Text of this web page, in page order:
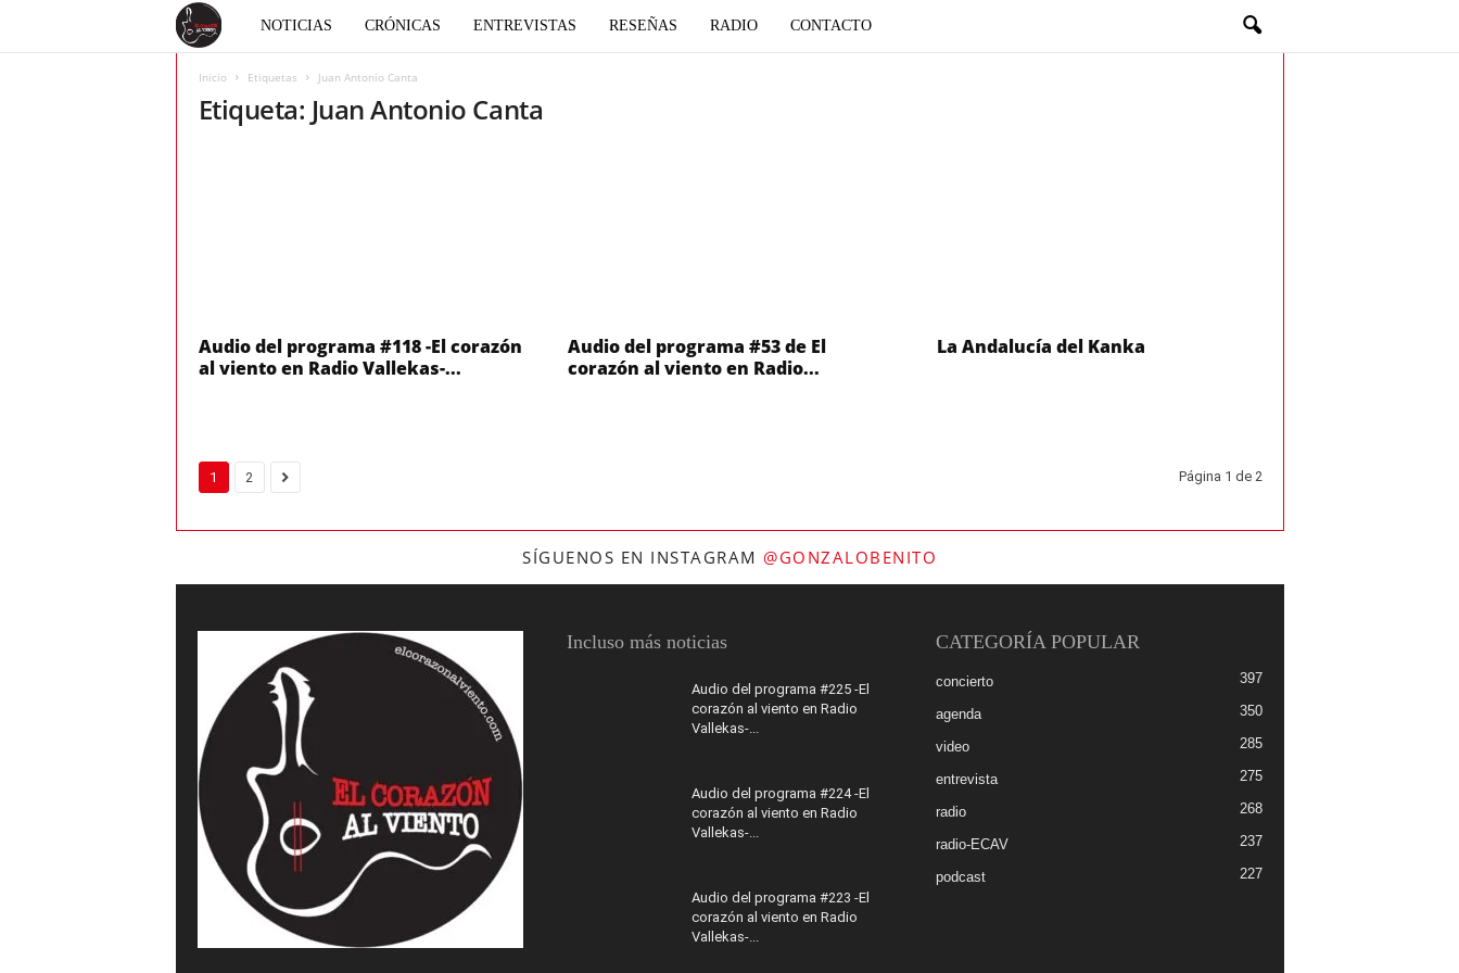
a
o
NOTICIAS CRÓNICAS ENTREVISTAS RESEÑAS RADIO CONTACTO
Inicio Etiquetas Juan Antonio Canta
Etiqueta: Juan Antonio Canta
Audio del programa #118 -El corazón
al viento en Radio Vallekas-...
Audio del programa #53 de El
corazón al viento en Radio...
La Andalucía del Kanka
1 2 Página 1 de 2
SÍGUENOS EN INSTAGRAM @GONZALOBENITO
Incluso más noticias
Audio del programa #225 -El
corazón al viento en Radio
Vallekas-...
Audio del programa #224 -El
corazón al viento en Radio
Vallekas-...
Audio del programa #223 -El
corazón al viento en Radio
Vallekas-...
CATEGORÍA POPULAR
concierto 397
agenda 350
video 285
entrevista 275
radio 268
radio-ECAV 237
podcast 227